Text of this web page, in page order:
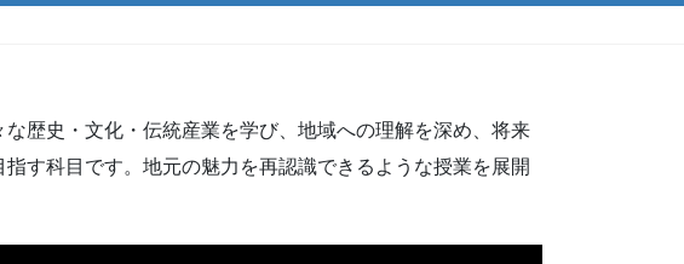
歴史・文化・伝統産業を学び、地域への理解を深め、将来
す科目です。地元の魅力を再認識できるような授業を展開